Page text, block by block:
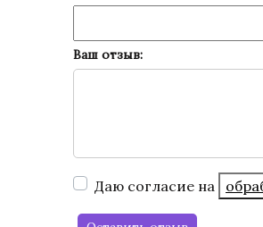
Ваш отзыв:
Даю согласие на